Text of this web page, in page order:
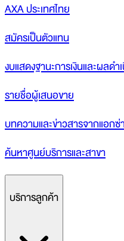
AXA ประเทศไทย
สมัครเป็นตัวแทน
งบแสดงฐานะการเงินและผลด
รายชื่อผู้เสนอขาย
บทความและข่าวสารจากแอกซ่
ค้นหาศูนย์บริการและสาขา
บริการลูกค้า